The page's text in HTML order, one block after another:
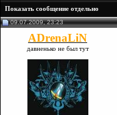
Показать сообщение отдельно
09.07.2009, 23:23
ADrenaLiN
давненько не был тут